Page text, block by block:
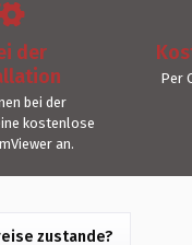
der
bei der
kostenlose
an.
Per
zustande?